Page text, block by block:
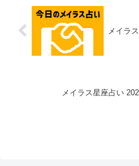
メイラ
メイラス星座占い